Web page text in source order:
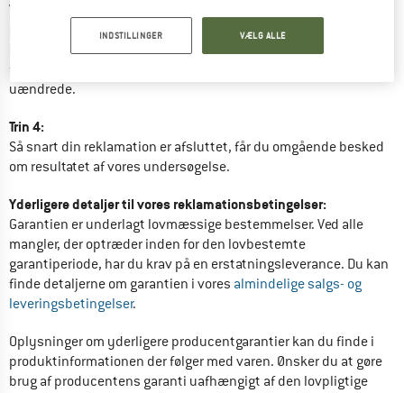
Vi beder dig om forståelse, at det kan tage lidt tid, hvis dit
produkt skal sendes ind. For at lette vores arbejde, bedes du
især sende tekstiler og sko tilbage til os i rengjort tilstand. På
forhånd tak! Dine garantirettigheder forbliver naturligvis
uændrede.
Trin 4:
Så snart din reklamation er afsluttet, får du omgående besked
om resultatet af vores undersøgelse.
Yderligere detaljer til vores reklamationsbetingelser:
Garantien er underlagt lovmæssige bestemmelser. Ved alle
mangler, der optræder inden for den lovbestemte
garantiperiode, har du krav på en erstatningsleverance. Du kan
finde detaljerne om garantien i vores almindelige salgs- og
leveringsbetingelser.
Oplysninger om yderligere producentgarantier kan du finde i
produktinformationen der følger med varen. Ønsker du at gøre
brug af producentens garanti uafhængigt af den lovpligtige
INDSTILLINGER VÆLG ALLE